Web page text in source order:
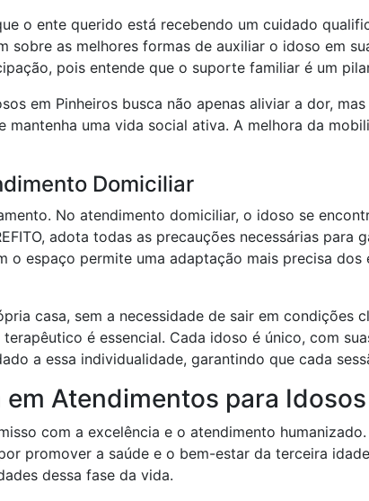
o ente querido está recebendo um cuidado
as melhores formas de auxiliar o idoso em
pois entende que o suporte familiar é um
em Pinheiros busca não apenas aliviar a dor,
uma vida social ativa. A melhora da
Domiciliar
No atendimento domiciliar, o idoso se
adota todas as precauções necessárias
espaço permite uma adaptação mais precisa
casa, sem a necessidade de sair em condições
é essencial. Cada idoso é único, com
a essa individualidade, garantindo que cada
Atendimentos para
com a excelência e o atendimento
promover a saúde e o bem-estar da terceira
dessa fase da vida.